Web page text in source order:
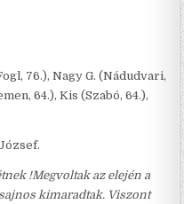
76.), Nagy G. (Nádudvari,
64.), Kis (Szabó, 64.),
!Megvoltak az elején a
kimaradtak. Viszont